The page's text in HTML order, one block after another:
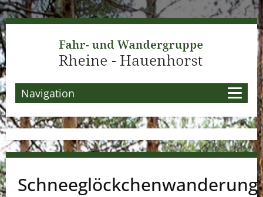
Navigation
Schneeglöckchenwanderung